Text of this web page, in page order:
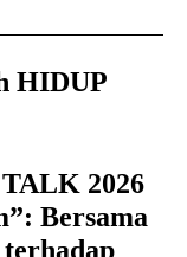
HIDUP
2026
Bersama